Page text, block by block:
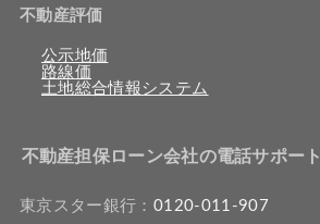
不動産評価
公示地価
路線価
土地総合情報システム
不動産担保ローン会社の電話サポート
東京スター銀行： 0120-011-907